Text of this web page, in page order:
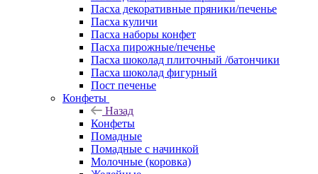
Пасха декоративные пряники/печенье
Пасха куличи
Пасха наборы конфет
Пасха пирожные/печенье
Пасха шоколад плиточный /батончики
Пасха шоколад фигурный
Пост печенье
Конфеты
Назад
Конфеты
Помадные
Помадные с начинкой
Молочные (коровка)